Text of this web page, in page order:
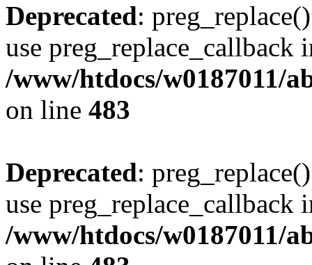
Deprecated:
use preg_replace_callback
/www/htdocs/w0187011/
on line 483
Deprecated:
use preg_replace_callback
/www/htdocs/w0187011/